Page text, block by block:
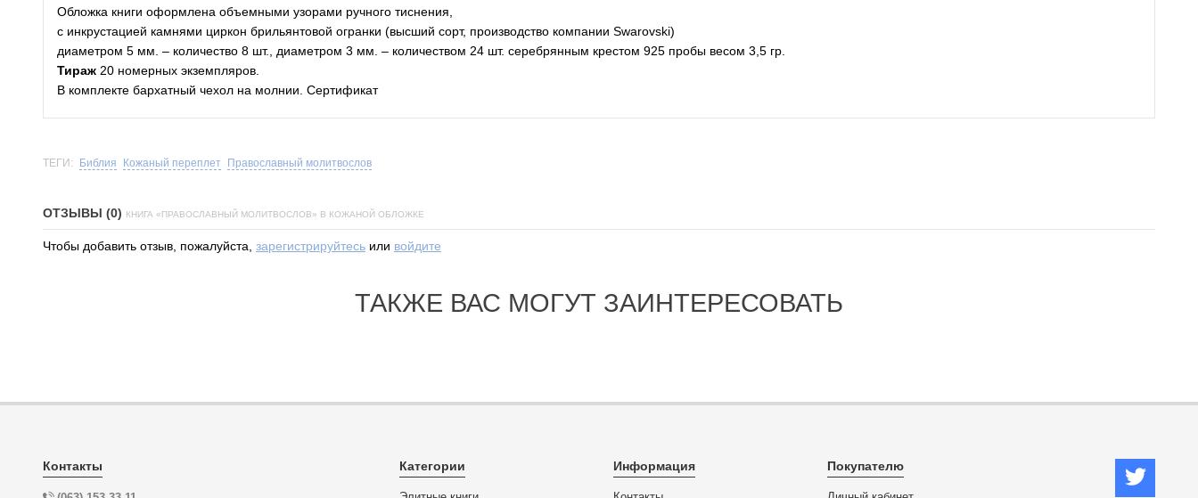
Обложка книги оформлена объемными узорами ручного тиснения,
с инкрустацией камнями циркон брильянтовой огранки (высший сорт, производство компании Swarovski)
диаметром 5 мм. – количество 8 шт., диаметром 3 мм. – количеством 24 шт. серебрянным крестом 925 пробы весом 3,5 гр.
Тираж 20 номерных экземпляров.
В комплекте бархатный чехол на молнии. Сертификат
ТЕГИ: Библия Кожаный переплет Православный молитвослов
ОТЗЫВЫ (0) КНИГА «ПРАВОСЛАВНЫЙ МОЛИТВОСЛОВ» В КОЖАНОЙ ОБЛОЖКЕ
Чтобы добавить отзыв, пожалуйста, зарегистрируйтесь или войдите
ТАКЖЕ ВАС МОГУТ ЗАИНТЕРЕСОВАТЬ
Контакты Категории Информация Покупателю